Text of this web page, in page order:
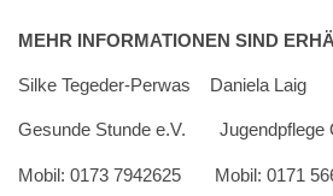
MEHR INFORMATIONEN SIND
Silke Tegeder-Perwas Daniela Laig
Gesunde Stunde e.V. Jugendpflege
Mobil: 0173 7942625 Mobil: 0171